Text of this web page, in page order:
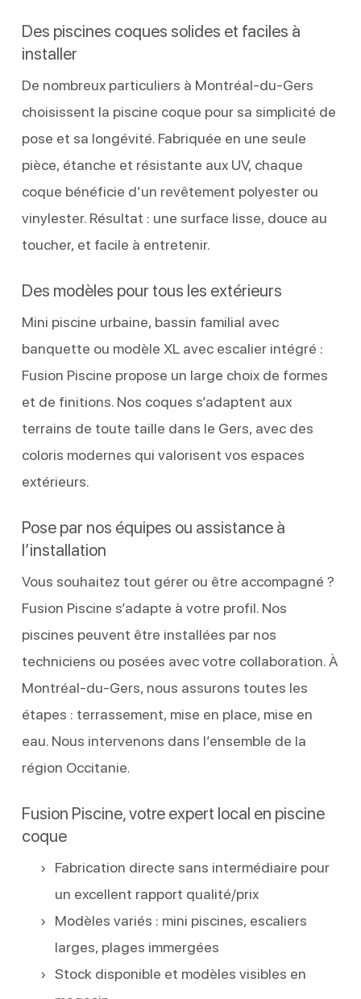
Des piscines coques solides et faciles à
installer
De nombreux particuliers à Montréal-du-Gers
choisissent la piscine coque pour sa simplicité de
pose et sa longévité. Fabriquée en une seule
pièce, étanche et résistante aux UV, chaque
coque bénéficie d’un revêtement polyester ou
vinylester. Résultat : une surface lisse, douce au
toucher, et facile à entretenir.
Des modèles pour tous les extérieurs
Mini piscine urbaine, bassin familial avec
banquette ou modèle XL avec escalier intégré :
Fusion Piscine propose un large choix de formes
et de finitions. Nos coques s’adaptent aux
terrains de toute taille dans le Gers, avec des
coloris modernes qui valorisent vos espaces
extérieurs.
Pose par nos équipes ou assistance à
l’installation
Vous souhaitez tout gérer ou être accompagné ?
Fusion Piscine s’adapte à votre profil. Nos
piscines peuvent être installées par nos
techniciens ou posées avec votre collaboration. À
Montréal-du-Gers, nous assurons toutes les
étapes : terrassement, mise en place, mise en
eau. Nous intervenons dans l’ensemble de la
région Occitanie.
Fusion Piscine, votre expert local en piscine
coque
Fabrication directe sans intermédiaire pour
un excellent rapport qualité/prix
Modèles variés : mini piscines, escaliers
larges, plages immergées
Stock disponible et modèles visibles en